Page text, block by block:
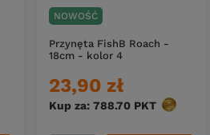
NOWOŚĆ
Przynęta FishB Roach -
18cm - kolor 4
23,90 zł
Kup za: 788.70 PKT punktów